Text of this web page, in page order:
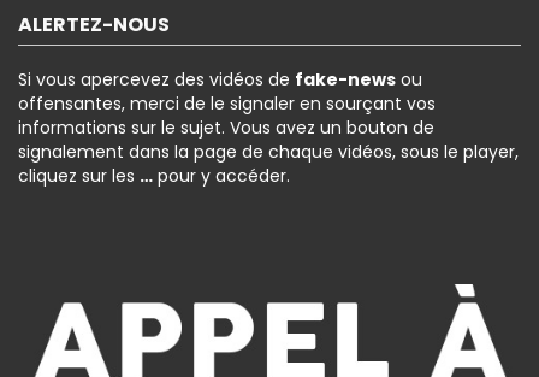
ALERTEZ-NOUS
Si vous apercevez des vidéos de fake-news ou
offensantes, merci de le signaler en sourçant vos
informations sur le sujet. Vous avez un bouton de
signalement dans la page de chaque vidéos, sous le player,
cliquez sur les … pour y accéder.